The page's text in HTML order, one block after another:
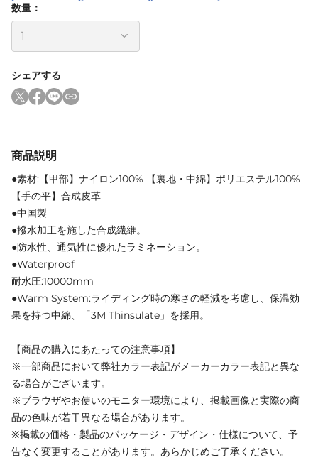
数量：
シェアする
商品説明
●素材:【甲部】ナイロン100% 【裏地・中綿】ポリエステル100%
【手の平】合成皮革
●中国製
●撥水加工を施した合成繊維。
●防水性、通気性に優れたラミネーション。
●Waterproof
耐水圧:10000mm
●Warm System:ライディング時の寒さの軽減を考慮し、保温効
果を持つ中綿、「3M Thinsulate」を採用。
【商品の購入にあたっての注意事項】
※一部商品において弊社カラー表記がメーカーカラー表記と異な
る場合がございます。
※ブラウザやお使いのモニター環境により、掲載画像と実際の商
品の色味が若干異なる場合があります。
※掲載の価格・製品のパッケージ・デザイン・仕様について、予
告なく変更することがあります。あらかじめご了承ください。